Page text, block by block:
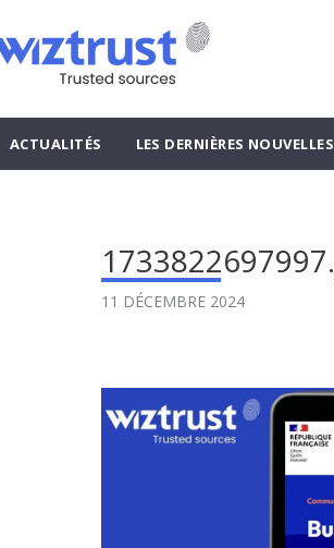
ACTUALITÉS LES DERNIÈRES NOUVELLES
11 DÉCEMBRE 2024